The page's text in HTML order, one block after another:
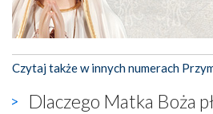
Czytaj także w innych numerach
Dlaczego Matka Boża